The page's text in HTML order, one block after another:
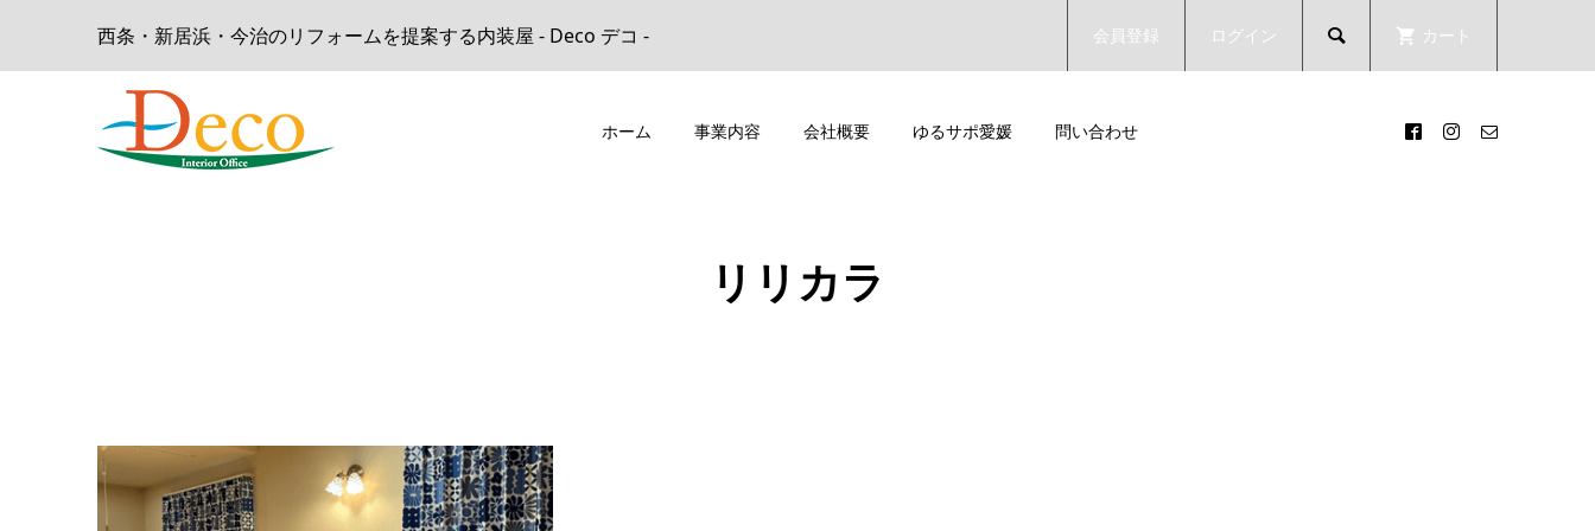
西条・新居浜・今治のリフォームを提案する内装屋 - Deco デコ - 会員登録 ログイン  カート
ホーム 事業内容 会社概要 ゆるサポ愛媛 問い合わせ
リリカラ